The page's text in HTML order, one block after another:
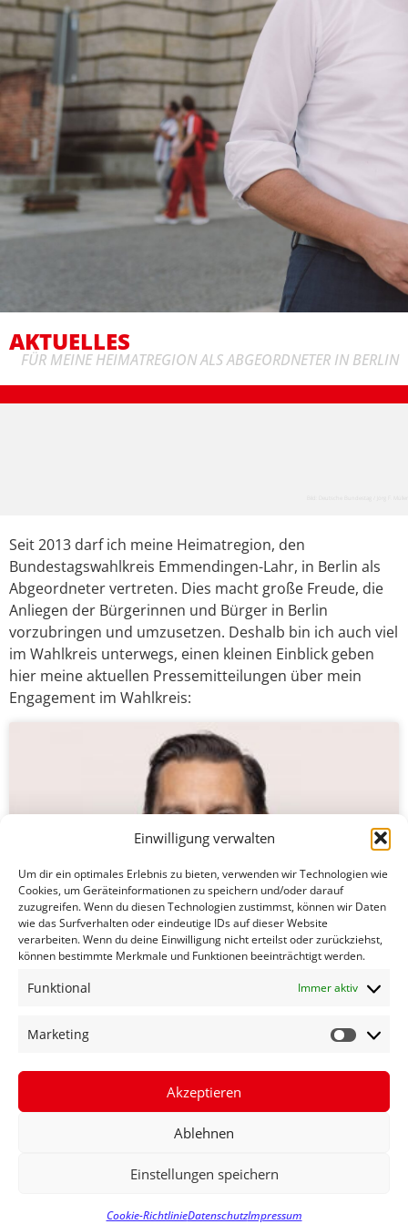
Einwilligung verwalten
Um dir ein optimales Erlebnis zu bieten, verwenden wir Technologien wie
Cookies, um Geräteinformationen zu speichern und/oder darauf
zuzugreifen. Wenn du diesen Technologien zustimmst, können wir Daten
wie das Surfverhalten oder eindeutige IDs auf dieser Website
verarbeiten. Wenn du deine Einwilligung nicht erteilst oder zurückziehst,
können bestimmte Merkmale und Funktionen beeinträchtigt werden.
Funktional Immer aktiv
Marketing
Akzeptieren
Ablehnen
Einstellungen speichern
Cookie-RichtlinieDatenschutzImpressum
AKTUELLES
FÜR MEINE HEIMATREGION ALS ABGEORDNETER IN BERLIN
Seit 2013 darf ich meine Heimatregion, den
Bundestagswahlkreis Emmendingen-Lahr, in Berlin als
Abgeordneter vertreten. Dies macht große Freude, die
Anliegen der Bürgerinnen und Bürger in Berlin
vorzubringen und umzusetzen. Deshalb bin ich auch viel
im Wahlkreis unterwegs, einen kleinen Einblick geben
hier meine aktuellen Pressemitteilungen über mein
Engagement im Wahlkreis:
1,5 MIO. EURO VOM BUND FÜR